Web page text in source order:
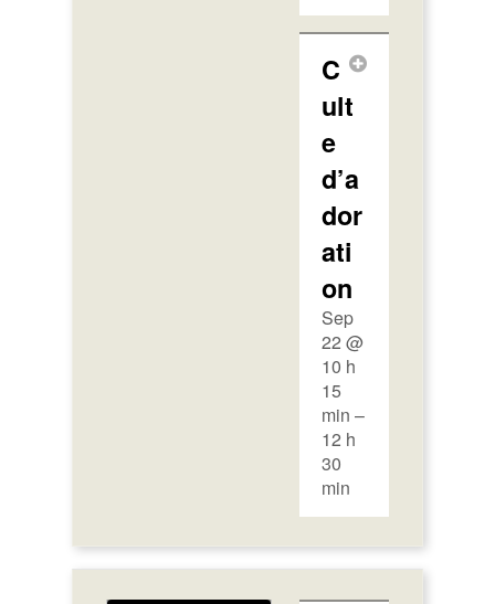
C
ult
e
d’a
dor
ati
on
Sep
22 @
10 h
15
min –
12 h
30
min